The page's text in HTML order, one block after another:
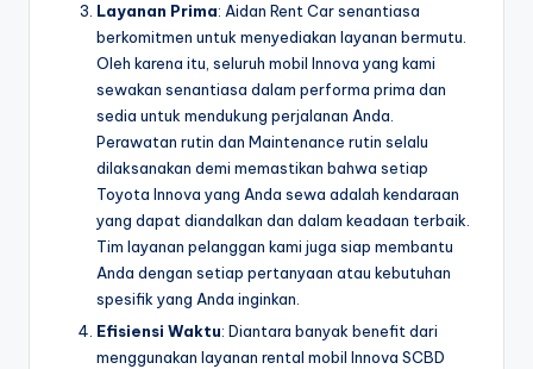
Layanan Prima: Aidan Rent Car senantiasa
berkomitmen untuk menyediakan layanan bermutu.
Oleh karena itu, seluruh mobil Innova yang kami
sewakan senantiasa dalam performa prima dan
sedia untuk mendukung perjalanan Anda.
Perawatan rutin dan Maintenance rutin selalu
dilaksanakan demi memastikan bahwa setiap
Toyota Innova yang Anda sewa adalah kendaraan
yang dapat diandalkan dan dalam keadaan terbaik.
Tim layanan pelanggan kami juga siap membantu
Anda dengan setiap pertanyaan atau kebutuhan
spesifik yang Anda inginkan.
Efisiensi Waktu: Diantara banyak benefit dari
menggunakan layanan rental mobil Innova SCBD